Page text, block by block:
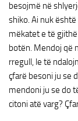
besojmë në
shiko. Ai nuk
mëkatet e të
botën. Mendoj që
rregull, le të
çfarë besoni ju se
mendoni ju se do
citoni atë varg?